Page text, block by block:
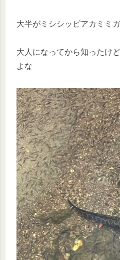
大半がミシシッピアカミミ
大人になってから知ったけ
よな